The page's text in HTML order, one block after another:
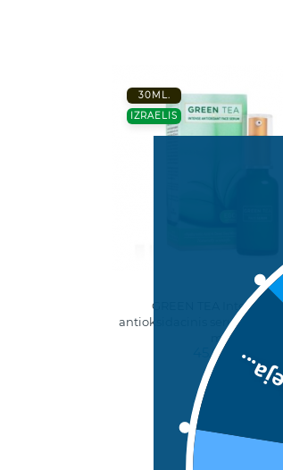
30ML.
IZRAELIS
GREEN TEA
antioksidacinis serumas
ml
45,00 €